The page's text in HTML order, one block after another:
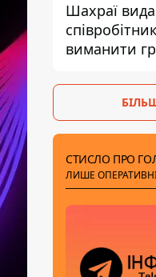
Шахраї
виманити
СТИСЛО ПРО
ЛИШЕ